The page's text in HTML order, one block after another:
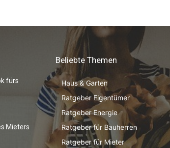
fürs
Mieters
Beliebte Themen
Haus & Garten
Ratgeber Eigentümer
Ratgeber Energie
Ratgeber für Bauherren
Ratgeber für Mieter